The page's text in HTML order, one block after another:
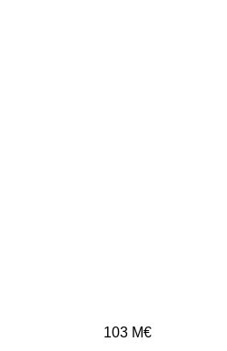
103 M€